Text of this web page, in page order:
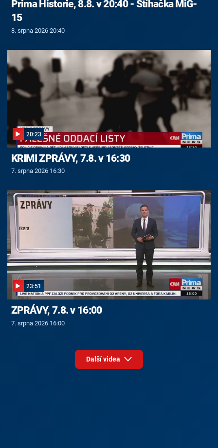
Prima Historie, 8.8. v 20:40 - Stíhačka MiG-
15
8. srpna 2026 20:40
20:23
KRIMI ZPRÁVY, 7.8. v 16:30
7. srpna 2026 16:30
23:51
ZPRÁVY, 7.8. v 16:00
7. srpna 2026 16:00
Další videa